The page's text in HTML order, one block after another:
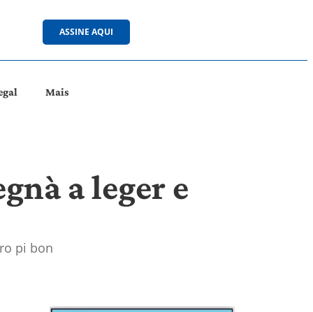
ASSINE AQUI
Mais
a leger e
pi bon